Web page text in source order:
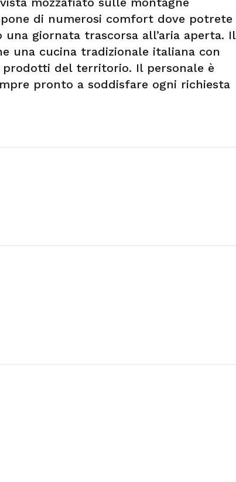
di numerosi comfort dove potrete
giornata trascorsa all’aria aperta. Il
una cucina tradizionale italiana con
prodotti del territorio. Il personale è
pronto a soddisfare ogni richiesta